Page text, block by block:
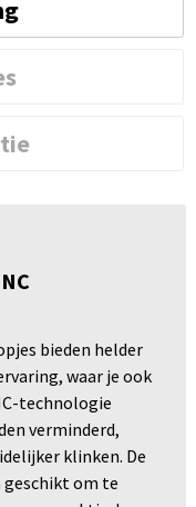
bieden helder
waar je ook
technologie
verminderd,
klinken. De
geschikt om te